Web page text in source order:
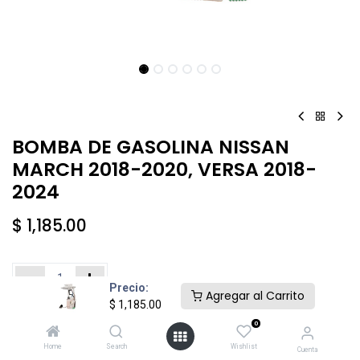
Precio:
$ 1,185.00
Agregar al Carrito
Home Search
0
Wishlist Cuenta
BOMBA DE GASOLINA NISSAN
MARCH 2018-2020, VERSA 2018-
2024
$ 1,185.00
Comprar ahora
Agregar a la lista de deseos